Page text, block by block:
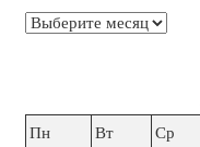
Архивы
Пн
Вт Ср